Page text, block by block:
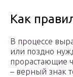
Как
В процессе
или поздно
прорастающие
– верный знак